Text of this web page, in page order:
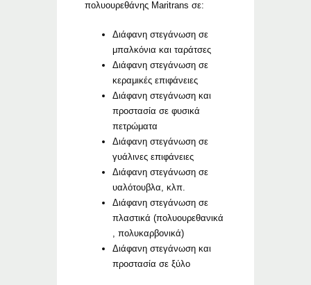
πολυουρεθάνης Maritrans σε:
Διάφανη στεγάνωση σε
μπαλκόνια και ταράτσες
Διάφανη στεγάνωση σε
κεραμικές επιφάνειες
Διάφανη στεγάνωση και
προστασία σε φυσικά
πετρώματα
Διάφανη στεγάνωση σε
γυάλινες επιφάνειες
Διάφανη στεγάνωση σε
υαλότουβλα, κλπ.
Διάφανη στεγάνωση σε
πλαστικά (πολυουρεθανικά
, πολυκαρβονικά)
Διάφανη στεγάνωση και
προστασία σε ξύλο